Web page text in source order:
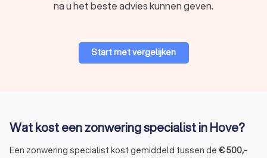
en de beste prijs-kwaliteitsverhouding te vinden voor uw huis.
na u het beste advies kunnen geven.
Start met vergelijken
Wat kost een zonwering specialist in Hove?
Een zonwering specialist kost gemiddeld tussen de €500,-